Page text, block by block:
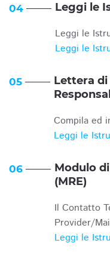
04 Leggi le
Leggi le
Leggi le
05
Lettera
Compila ed
Leggi le
06
Modulo
(MRE)
Il Contatto
Provider/
Leggi le